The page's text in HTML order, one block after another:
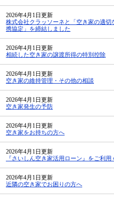
2026年4月1日更新
株式会社クラッソーネと「空き家の適
携協定」を締結しました
2026年4月1日更新
相続した空き家の譲渡所得の特別控除
2026年4月1日更新
空き家の維持管理・その他の相談
2026年4月1日更新
空き家発生の予防
2026年4月1日更新
空き家をお持ちの方へ
2026年4月1日更新
『さいしん空き家活用ローン』をご利用
2026年4月1日更新
近隣の空き家でお困りの方へ